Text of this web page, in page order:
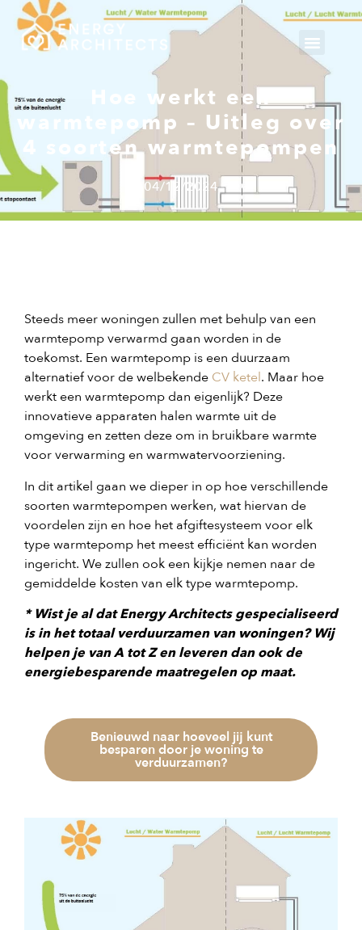
Hoe werkt een
warmtepomp – Uitleg over
4 soorten warmtepompen
04/12/2024
Steeds meer woningen zullen met behulp van een
warmtepomp verwarmd gaan worden in de
toekomst. Een warmtepomp is een duurzaam
alternatief voor de welbekende CV ketel. Maar hoe
werkt een warmtepomp dan eigenlijk? Deze
innovatieve apparaten halen warmte uit de
omgeving en zetten deze om in bruikbare warmte
voor verwarming en warmwatervoorziening.
In dit artikel gaan we dieper in op hoe verschillende
soorten warmtepompen werken, wat hiervan de
voordelen zijn en hoe het afgiftesysteem voor elk
type warmtepomp het meest efficiënt kan worden
ingericht. We zullen ook een kijkje nemen naar de
gemiddelde kosten van elk type warmtepomp.
* Wist je al dat Energy Architects gespecialiseerd
is in het totaal verduurzamen van woningen? Wij
helpen je van A tot Z en leveren dan ook de
energiebesparende maatregelen op maat.
Benieuwd naar hoeveel jij kunt
besparen door je woning te
verduurzamen?